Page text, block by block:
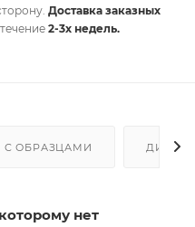
Доставка заказных
2-3х недель.
ОБРАЗЦАМИ
нет